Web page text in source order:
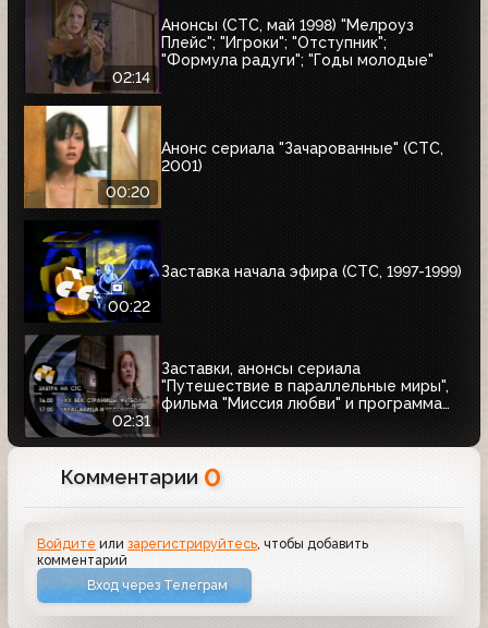
02:14
Анонсы (СТС, май 1998) "Мелроуз
Плейс"; "Игроки"; "Отступник";
"Формула радуги"; "Годы молодые"
00:20
Анонс сериала "Зачарованные" (СТС,
2001)
00:22
Заставка начала эфира (СТС, 1997-1999)
02:31
Заставки, анонсы сериала
"Путешествие в параллельные миры",
фильма "Миссия любви" и программа
Комментарии 0
Войдите илизарегистрируйтесь , чтобы добавить
комментарий
Вход через Телеграм